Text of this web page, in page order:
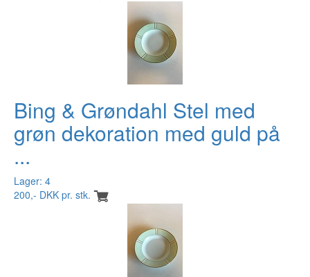
Bing & Grøndahl Stel med
grøn dekoration med guld på
...
Lager: 4
200,- DKK pr. stk.